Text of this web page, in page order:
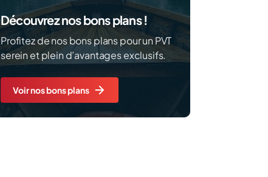
Découvrez nos bons plans !
Profitez de nos bons plans pour un PVT
serein et plein d’avantages exclusifs.
Voir nos bons plans